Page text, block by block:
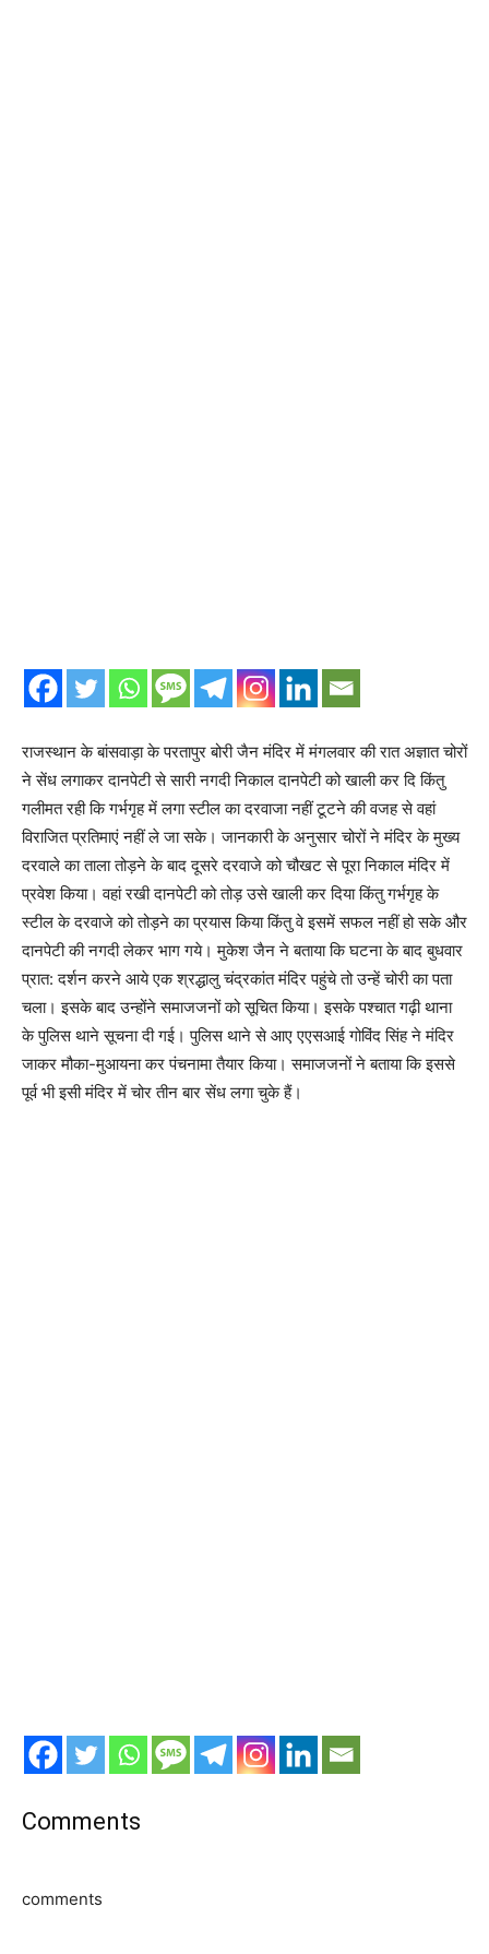
राजस्थान के बांसवाड़ा के परतापुर बोरी जैन मंदिर में मंगलवार की रात अज्ञात चोरों
ने सेंध लगाकर दानपेटी से सारी नगदी निकाल दानपेटी को खाली कर दि किंतु
गलीमत रही कि गर्भगृह में लगा स्टील का दरवाजा नहीं टूटने की वजह से वहां
विराजित प्रतिमाएं नहीं ले जा सके। जानकारी के अनुसार चोरों ने मंदिर के मुख्य
दरवाले का ताला तोड़ने के बाद दूसरे दरवाजे को चौखट से पूरा निकाल मंदिर में
प्रवेश किया। वहां रखी दानपेटी को तोड़ उसे खाली कर दिया किंतु गर्भगृह के
स्टील के दरवाजे को तोड़ने का प्रयास किया किंतु वे इसमें सफल नहीं हो सके और
दानपेटी की नगदी लेकर भाग गये। मुकेश जैन ने बताया कि घटना के बाद बुधवार
प्रात: दर्शन करने आये एक श्रद्धालु चंद्रकांत मंदिर पहुंचे तो उन्हें चोरी का पता
चला। इसके बाद उन्होंने समाजजनों को सूचित किया। इसके पश्चात गढ़ी थाना
के पुलिस थाने सूचना दी गई। पुलिस थाने से आए एएसआई गोविंद सिंह ने मंदिर
जाकर मौका-मुआयना कर पंचनामा तैयार किया। समाजजनों ने बताया कि इससे
पूर्व भी इसी मंदिर में चोर तीन बार सेंध लगा चुके हैं।
Comments
comments